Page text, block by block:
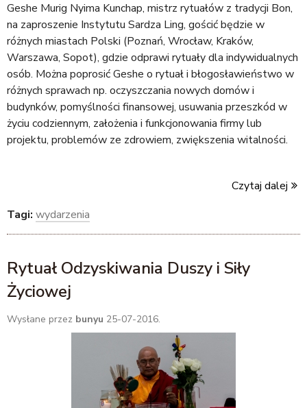
Geshe Murig Nyima Kunchap, mistrz rytuałów z tradycji Bon,
na zaproszenie Instytutu Sardza Ling, gościć będzie w
różnych miastach Polski (Poznań, Wrocław, Kraków,
Warszawa, Sopot), gdzie odprawi rytuały dla indywidualnych
osób. Można poprosić Geshe o rytuał i błogosławieństwo w
różnych sprawach np. oczyszczania nowych domów i
budynków, pomyślności finansowej, usuwania przeszkód w
życiu codziennym, założenia i funkcjonowania firmy lub
projektu, problemów ze zdrowiem, zwiększenia witalności.
Czytaj dalej
Tagi: wydarzenia
Rytuał Odzyskiwania Duszy i Siły
Życiowej
Wysłane przez bunyu 25-07-2016.